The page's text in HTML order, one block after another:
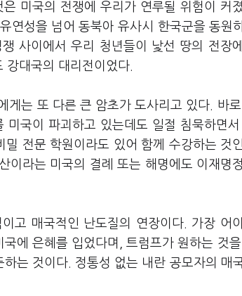
미국의 전쟁에 우리가 연루될 위험이 커
연성을 넘어 동북아 유사시 한국군을 동원
사이에서 우리 청년들이 낯선 땅의 전장
대국의 대리전이었다.
게는 또 다른 큰 암초가 도사리고 있다. 바
국이 파괴하고 있는데도 일절 침묵하면
전문 학원이라도 있어 함께 수강하는 것
라는 미국의 결례 또는 해명에도 이재명
고 매국적인 난도질의 연장이다. 가장 어
에 은혜를 입었다며, 트럼프가 원하는 것
는 것이다. 정통성 없는 내란 공모자의 매